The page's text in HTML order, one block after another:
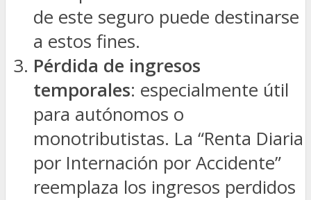
de este seguro puede destinarse
a estos fines.
Pérdida de ingresos
temporales: especialmente útil
para autónomos o
monotributistas. La “Renta Diaria
por Internación por Accidente”
reemplaza los ingresos perdidos